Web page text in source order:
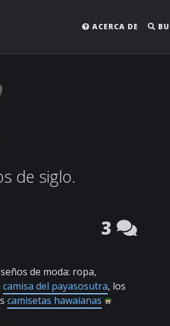
ACERCA DE
de siglo.
3
de moda: ropa,
camisa del payasosutra, los
camisetas hawaianas